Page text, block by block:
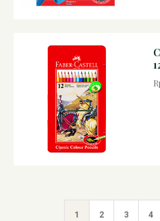
1 2 3 4